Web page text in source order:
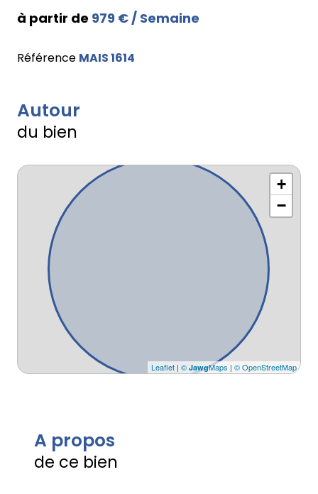
à partir de 979 € / Semaine
Référence MAIS 1614
Autour
du bien
+
−
Leaflet | © JawgMaps | © OpenStreetMap
A propos
de ce bien